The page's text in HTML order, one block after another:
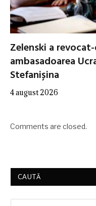
Zelenski a
ambasadoarea
Stefanișina
4 august 2026
Comments are closed.
CAUTĂ